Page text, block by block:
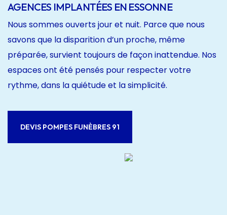
AGENCES IMPLANTÉES EN ESSONNE
Nous sommes ouverts jour et nuit. Parce que nous
savons que la disparition d’un proche, même
préparée, survient toujours de façon inattendue. Nos
espaces ont été pensés pour respecter votre
rythme, dans la quiétude et la simplicité.
DEVIS POMPES FUNÈBRES 91